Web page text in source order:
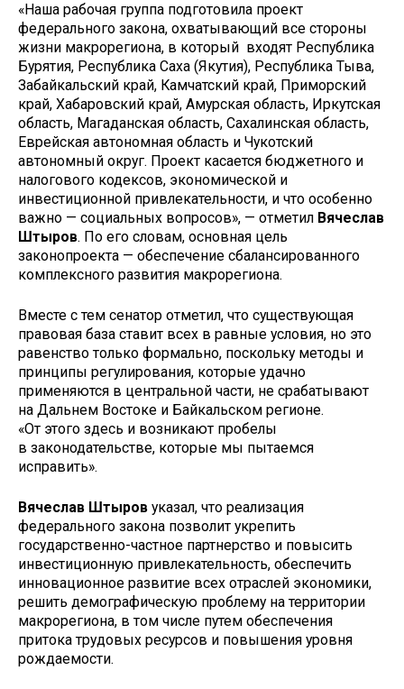
«Наша рабочая группа подготовила проект
федерального закона, охватывающий все стороны
жизни макрорегиона, в который входят Республика
Бурятия, Республика Саха (Якутия), Республика Тыва,
Забайкальский край, Камчатский край, Приморский
край, Хабаровский край, Амурская область, Иркутская
область, Магаданская область, Сахалинская область,
Еврейская автономная область и Чукотский
автономный округ. Проект касается бюджетного и
налогового кодексов, экономической и
инвестиционной привлекательности, и что особенно
важно — социальных вопросов», — отметил Вячеслав
Штыров. По его словам, основная цель
законопроекта — обеспечение сбалансированного
комплексного развития макрорегиона.
Вместе с тем сенатор отметил, что существующая
правовая база ставит всех в равные условия, но это
равенство только формально, поскольку методы и
принципы регулирования, которые удачно
применяются в центральной части, не срабатывают
на Дальнем Востоке и Байкальском регионе.
«От этого здесь и возникают пробелы
в законодательстве, которые мы пытаемся
исправить».
Вячеслав Штыров указал, что реализация
федерального закона позволит укрепить
государственно-частное партнерство и повысить
инвестиционную привлекательность, обеспечить
инновационное развитие всех отраслей экономики,
решить демографическую проблему на территории
макрорегиона, в том числе путем обеспечения
притока трудовых ресурсов и повышения уровня
рождаемости.